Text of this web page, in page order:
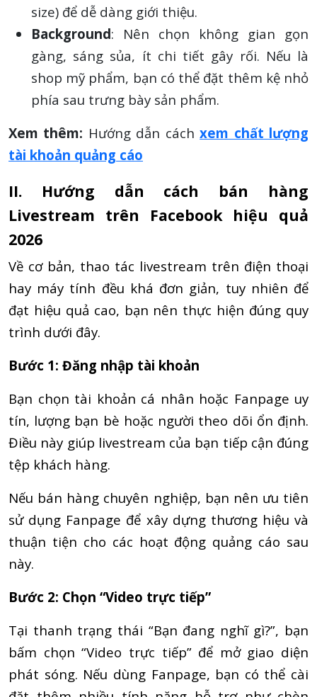
size) để dễ dàng giới thiệu.
Background: Nên chọn không gian gọn
gàng, sáng sủa, ít chi tiết gây rối. Nếu là
shop mỹ phẩm, bạn có thể đặt thêm kệ nhỏ
phía sau trưng bày sản phẩm.
Xem thêm: Hướng dẫn cách xem chất lượng
tài khoản quảng cáo
II. Hướng dẫn cách bán hàng
Livestream trên Facebook hiệu quả
2026
Về cơ bản, thao tác livestream trên điện thoại
hay máy tính đều khá đơn giản, tuy nhiên để
đạt hiệu quả cao, bạn nên thực hiện đúng quy
trình dưới đây.
Bước 1: Đăng nhập tài khoản
Bạn chọn tài khoản cá nhân hoặc Fanpage uy
tín, lượng bạn bè hoặc người theo dõi ổn định.
Điều này giúp livestream của bạn tiếp cận đúng
tệp khách hàng.
Nếu bán hàng chuyên nghiệp, bạn nên ưu tiên
sử dụng Fanpage để xây dựng thương hiệu và
thuận tiện cho các hoạt động quảng cáo sau
này.
Bước 2: Chọn “Video trực tiếp”
Tại thanh trạng thái “Bạn đang nghĩ gì?”, bạn
bấm chọn “Video trực tiếp” để mở giao diện
phát sóng. Nếu dùng Fanpage, bạn có thể cài